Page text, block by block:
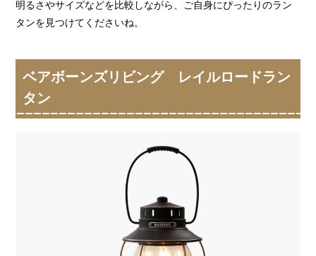
明るさやサイズなどを比較しながら、ご自身にぴったりのラン
タンを見つけてくださいね。
ベアボーンズリビング レイルロードラン
タン